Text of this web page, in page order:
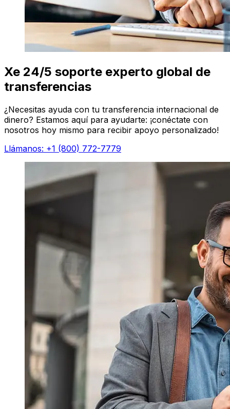
Xe 24/5 soporte experto global de
transferencias
¿Necesitas ayuda con tu transferencia internacional de
dinero? Estamos aquí para ayudarte: ¡conéctate con
nosotros hoy mismo para recibir apoyo personalizado!
Llámanos: +1 (800) 772-7779